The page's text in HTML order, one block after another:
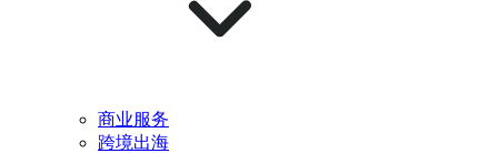
商业服务
跨境出海